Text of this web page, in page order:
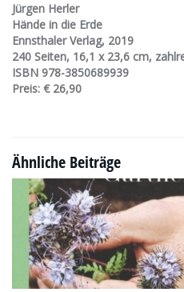
Jürgen Herler
Hände in die Erde
Ennsthaler Verlag, 2019
240 Seiten, 16,1 x 23,6 cm,
ISBN 978-3850689939
Preis: € 26,90
Ähnliche Beiträge